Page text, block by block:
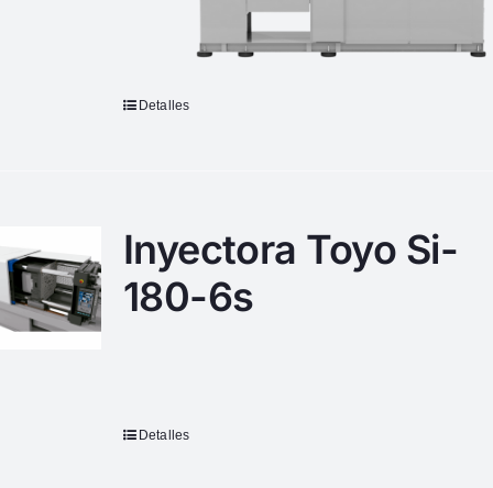
Detalles
Inyectora Toyo Si-
180-6s
Detalles